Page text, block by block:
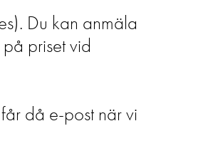
Du kan anmäla
priset vid
då e-post när vi